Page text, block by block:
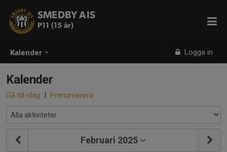
Kalender Logga in
SMEDBY AIS
P11 (15 år)
Kalender
Gå till idag | Prenumerera
Februari 2025